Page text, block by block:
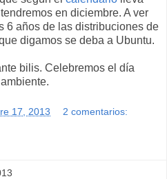
en diciembre. A ver
6 años de las distribuciones de
digamos se deba a Ubuntu.
bilis. Celebremos el día
17, 2013 2 comentarios: